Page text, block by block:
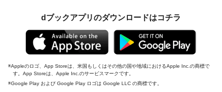
dブックアプリのダウンロードはコチラ
Appleのロゴ、App Storeは、米国もしくはその他の国や地域におけるApple Inc.の商標で
す。App Storeは、Apple Inc.のサービスマークです。
Google Play および Google Play ロゴは Google LLC の商標です。